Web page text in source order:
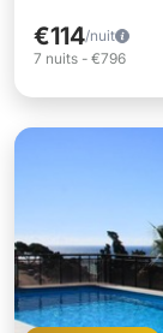
€114/nuit
7 nuits - €796